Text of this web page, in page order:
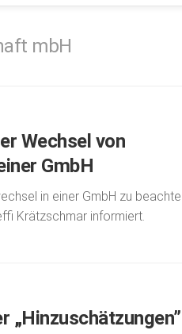
mbH
Wechsel von
GmbH
in einer GmbH zu
Krätzschmar informiert.
„Hinzuschätzungen”